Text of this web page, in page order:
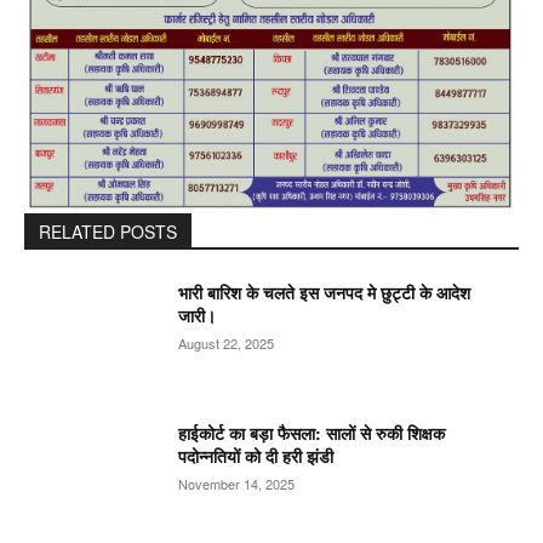
RELATED POSTS
भारी बारिश के चलते इस जनपद मे छुट्टी के आदेश
जारी।
August 22, 2025
हाईकोर्ट का बड़ा फैसला: सालों से रुकी शिक्षक
पदोन्नतियों को दी हरी झंडी
November 14, 2025